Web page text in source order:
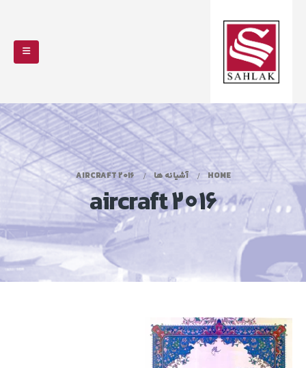
HOME آشیانه ها AIRCRAFT 2016
aircraft 2016